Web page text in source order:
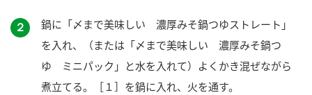
２
鍋に「〆まで美味しい 濃厚みそ鍋つゆストレート」
を入れ、（または「〆まで美味しい 濃厚みそ鍋つ
ゆ ミニパック」と水を入れて）よくかき混ぜながら
煮立てる。［１］を鍋に入れ、火を通す。